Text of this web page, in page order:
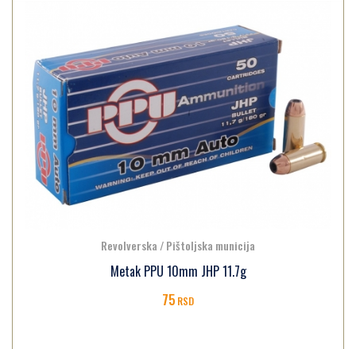
Revolverska / Pištoljska municija
Metak PPU 10mm JHP 11.7g
75RSD